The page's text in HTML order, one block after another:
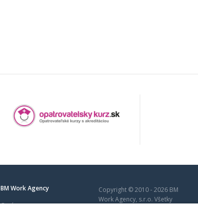
BM Work Agency
O nás
Copyright © 2010 - 2026 BM
Work Agency, s.r.o. Všetky